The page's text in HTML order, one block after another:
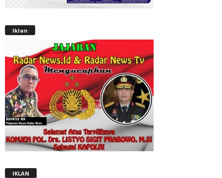
Iklan
IKLAN